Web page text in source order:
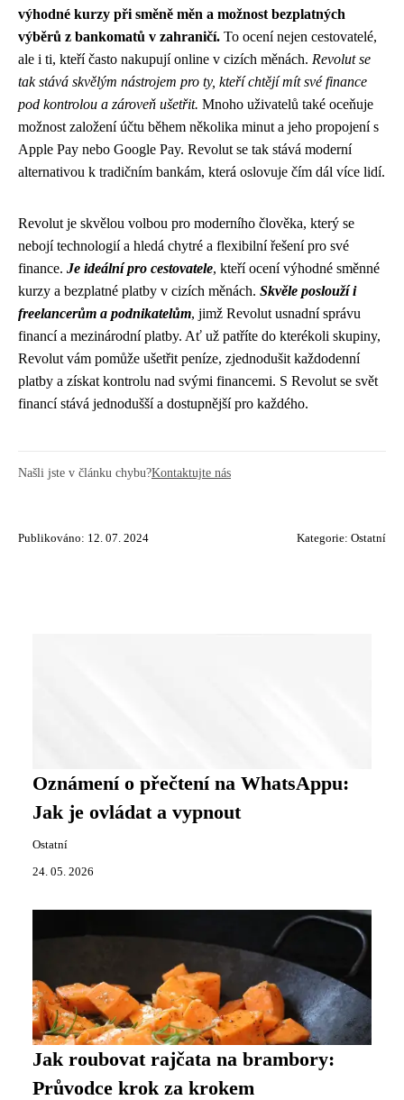
výhodné kurzy při směně měn a možnost bezplatných
výběrů z bankomatů v zahraničí. To ocení nejen cestovatelé,
ale i ti, kteří často nakupují online v cizích měnách. Revolut se
tak stává skvělým nástrojem pro ty, kteří chtějí mít své finance
pod kontrolou a zároveň ušetřit. Mnoho uživatelů také oceňuje
možnost založení účtu během několika minut a jeho propojení s
Apple Pay nebo Google Pay. Revolut se tak stává moderní
alternativou k tradičním bankám, která oslovuje čím dál více lidí.
Revolut je skvělou volbou pro moderního člověka, který se
nebojí technologií a hledá chytré a flexibilní řešení pro své
finance. Je ideální pro cestovatele, kteří ocení výhodné směnné
kurzy a bezplatné platby v cizích měnách. Skvěle poslouží i
freelancerům a podnikatelům, jimž Revolut usnadní správu
financí a mezinárodní platby. Ať už patříte do kterékoli skupiny,
Revolut vám pomůže ušetřit peníze, zjednodušit každodenní
platby a získat kontrolu nad svými financemi. S Revolut se svět
financí stává jednodušší a dostupnější pro každého.
Našli jste v článku chybu?Kontaktujte nás
Publikováno: 12. 07. 2024 Kategorie: Ostatní
Oznámení o přečtení na WhatsAppu:
Jak je ovládat a vypnout
Ostatní
24. 05. 2026
Jak roubovat rajčata na brambory:
Průvodce krok za krokem